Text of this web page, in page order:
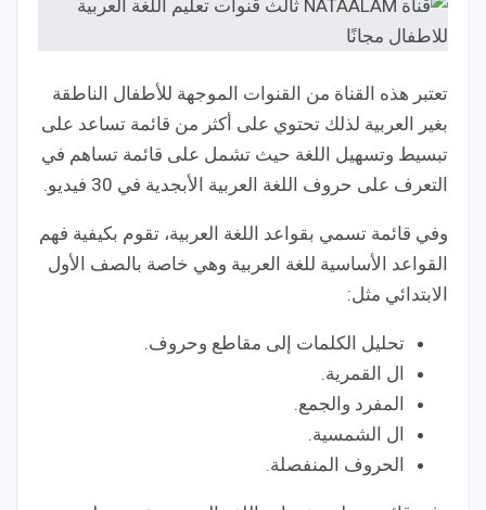
تعتبر هذه القناة من القنوات الموجهة للأطفال الناطقة
بغير العربية لذلك تحتوي على أكثر من قائمة تساعد على
تبسيط وتسهيل اللغة حيث تشمل على قائمة تساهم في
التعرف على حروف اللغة العربية الأبجدية في 30 فيديو.
وفي قائمة تسمي بقواعد اللغة العربية، تقوم بكيفية فهم
القواعد الأساسية للغة العربية وهي خاصة بالصف الأول
الابتدائي مثل:
تحليل الكلمات إلى مقاطع وحروف.
ال القمرية.
المفرد والجمع.
ال الشمسية.
الحروف المنفصلة.